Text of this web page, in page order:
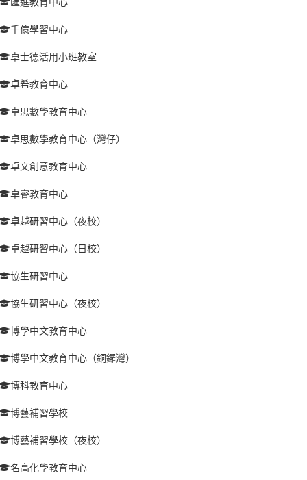
千億學習中心
卓士德活用小班教室
卓希教育中心
卓思數學教育中心
卓思數學教育中心（灣仔）
卓文創意教育中心
卓睿教育中心
卓越研習中心（夜校）
卓越研習中心（日校）
協生研習中心
協生研習中心（夜校）
博學中文教育中心
博學中文教育中心（銅鑼灣）
博科教育中心
博藝補習學校
博藝補習學校（夜校）
名高化學教育中心